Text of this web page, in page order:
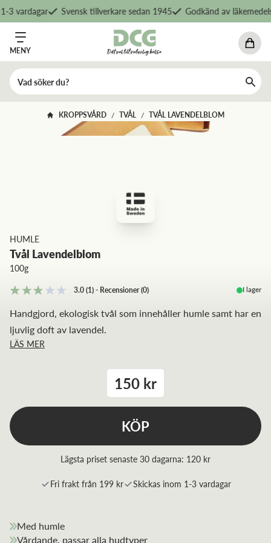
vardagar Svensk tillverkare sedan 1945 Godkänd av
MENY
KROPPSVÅRD / TVÅL / TVÅL LAVENDELBLOM
HUMLE
Tvål Lavendelblom
100g
3.0(1)- Recensioner(0) I lager
Handgjord, ekologisk tvål som innehåller humle samt har en
ljuvlig doft av lavendel.
LÄS MER
150 kr
KÖP
Lägsta priset senaste 30 dagarna: 120 kr
Fri frakt från 199 kr Skickas inom 1-3 vardagar
Med humle
Vårdande, passar alla hudtyper